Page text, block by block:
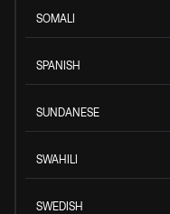
SOMALI
SPANISH
SUNDANESE
SWAHILI
SWEDISH